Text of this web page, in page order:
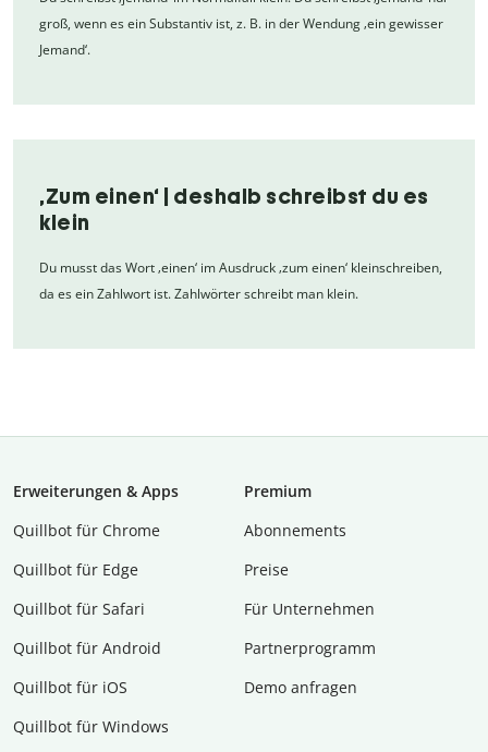
groß, wenn es ein Substantiv ist, z. B. in der Wendung ‚ein gewisser
Jemand‘.
‚Zum einen‘ | deshalb schreibst du es
klein
Du musst das Wort ‚einen‘ im Ausdruck ‚zum einen‘ kleinschreiben,
da es ein Zahlwort ist. Zahlwörter schreibt man klein.
Erweiterungen & Apps
Quillbot für Chrome
Quillbot für Edge
Quillbot für Safari
Quillbot für Android
Quillbot für iOS
Quillbot für Windows
Premium
Abon­ne­ments
Preise
Für Unternehmen
Partnerprogramm
Demo anfragen